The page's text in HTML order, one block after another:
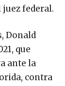
juez federal.
Donald
que
ante la
contra